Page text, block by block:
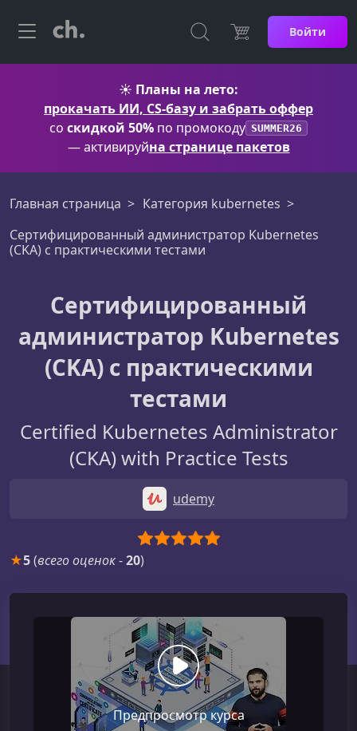
Войти
☀️ Планы на лето:
прокачать ИИ, CS-базу и забрать оффер
со скидкой 50% по промокоду SUMMER26
— активируйна странице пакетов
Главная страница
Категория kubernetes
Сертифицированный администратор Kubernetes
(CKA) с практическими тестами
Сертифицированный
администратор Kubernetes
(CKA) с практическими
тестами
Certified Kubernetes Administrator
(CKA) with Practice Tests
udemy
★5(всего оценок-20)
Предпросмотр курса